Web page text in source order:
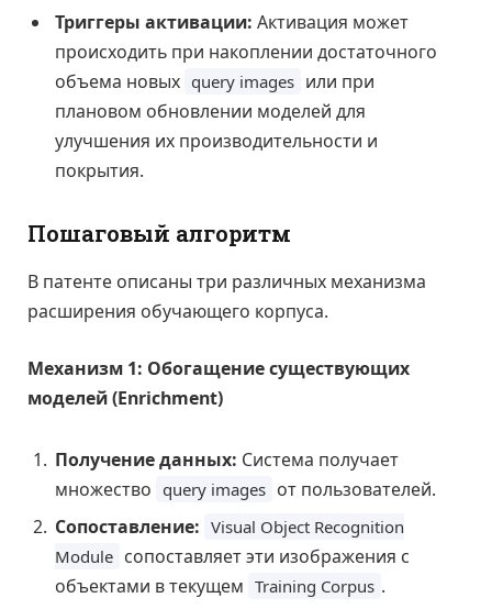
Триггеры активации: Активация может
происходить при накоплении достаточного
объема новых query images или при
плановом обновлении моделей для
улучшения их производительности и
покрытия.
Пошаговый алгоритм
В патенте описаны три различных механизма
расширения обучающего корпуса.
Механизм 1: Обогащение существующих
моделей (Enrichment)
Получение данных: Система получает
множество query images от пользователей.
Сопоставление: Visual Object Recognition
Module сопоставляет эти изображения с
объектами в текущем Training Corpus .